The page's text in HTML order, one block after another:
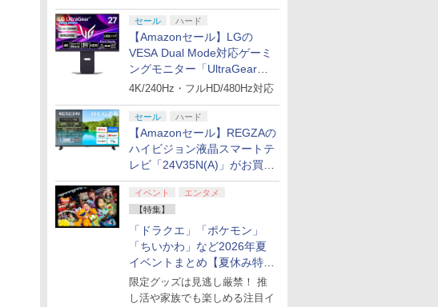
Showcase 2026」まとめ
セール ハード
【Amazonセール】LGの
VESA Dual Mode対応ゲーミ
ングモニター「UltraGear
27G850A-B」がお買い得！
4K/240Hz・フルHD/480Hz対応
セール ハード
【Amazonセール】REGZAの
ハイビジョン液晶スマートテ
レビ「24V35N(A)」がお買い
得！
イベント
エンタメ
【特集】
「ドラクエ」「ポケモン」
「ちいかわ」など2026年夏
イベントまとめ【夏休み特
集】
限定グッズは見逃し厳禁！ 推
し活や家族でも楽しめる注目イ